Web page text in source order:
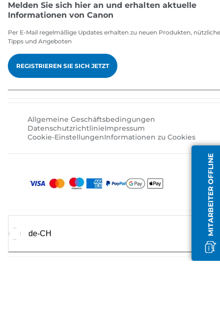
MITARBEITER OFFLINE
Melden Sie sich hier an und erhalten aktuelle
Informationen von Canon
Per E-Mail regelmäßige Updates erhalten zu neuen Produkten,
Tipps und Angeboten
REGISTRIEREN SIE SICH JETZT
Allgemeine Geschäftsbedingungen
DatenschutzrichtlinieImpressum
Cookie-EinstellungenInformationen zu Cookies
de-CH